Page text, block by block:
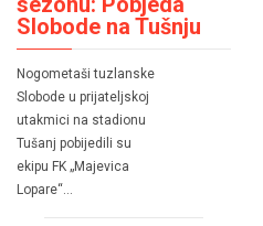
Slobode na Tušnju
Nogometaši tuzlanske
Slobode u prijateljskoj
utakmici na stadionu
Tušanj pobijedili su
ekipu FK „Majevica
Lopare“…